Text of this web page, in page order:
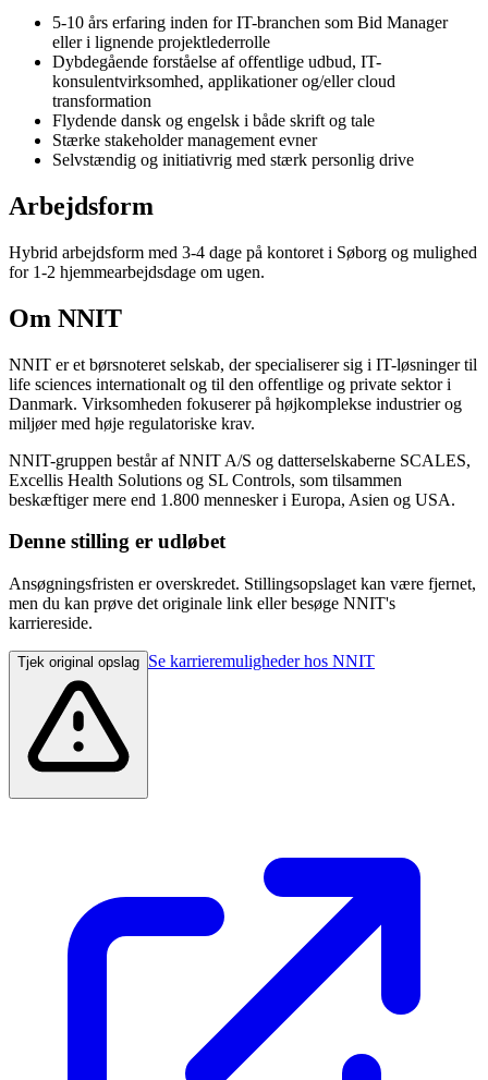
5-10 års erfaring inden for IT-branchen som Bid Manager
eller i lignende projektlederrolle
Dybdegående forståelse af offentlige udbud, IT-
konsulentvirksomhed, applikationer og/eller cloud
transformation
Flydende dansk og engelsk i både skrift og tale
Stærke stakeholder management evner
Selvstændig og initiativrig med stærk personlig drive
Arbejdsform
Hybrid arbejdsform med 3-4 dage på kontoret i Søborg og mulighed
for 1-2 hjemmearbejdsdage om ugen.
Om NNIT
NNIT er et børsnoteret selskab, der specialiserer sig i IT-løsninger til
life sciences internationalt og til den offentlige og private sektor i
Danmark. Virksomheden fokuserer på højkomplekse industrier og
miljøer med høje regulatoriske krav.
NNIT-gruppen består af NNIT A/S og datterselskaberne SCALES,
Excellis Health Solutions og SL Controls, som tilsammen
beskæftiger mere end 1.800 mennesker i Europa, Asien og USA.
Denne stilling er udløbet
Ansøgningsfristen er overskredet. Stillingsopslaget kan være fjernet,
men du kan prøve det originale link eller besøge NNIT's
karriereside.
Tjek original opslag Se karrieremuligheder hos NNIT